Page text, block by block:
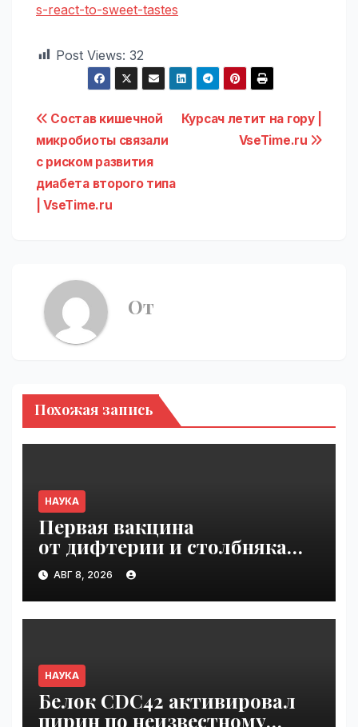
s-react-to-sweet-tastes
Post Views: 32
Навигация
по
записям
Курсач летит на гору |
VseTime.ru
Состав кишечной
микробиоты связали
с риском развития
диабета второго типа
| VseTime.ru
От
Похожая запись
НАУКА
Первая вакцина
от дифтерии и столбняка
с хранением без
холодильника прошла
первую фазу испытаний |
VseTime.ru
АВГ 8, 2026
НАУКА
Белок CDC42 активировал
пирин по неизвестному